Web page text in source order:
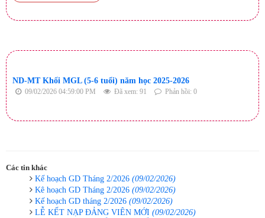
ND-MT Khối MGL (5-6 tuổi) năm học 2025-2026
09/02/2026 04:59:00 PM Đã xem: 91 Phản hồi: 0
Các tin khác
Kế hoạch GD Tháng 2/2026 (09/02/2026)
Kê hoạch GD Tháng 2/2026 (09/02/2026)
Kế hoạch GD tháng 2/2026 (09/02/2026)
LỄ KẾT NẠP ĐẢNG VIÊN MỚI (09/02/2026)